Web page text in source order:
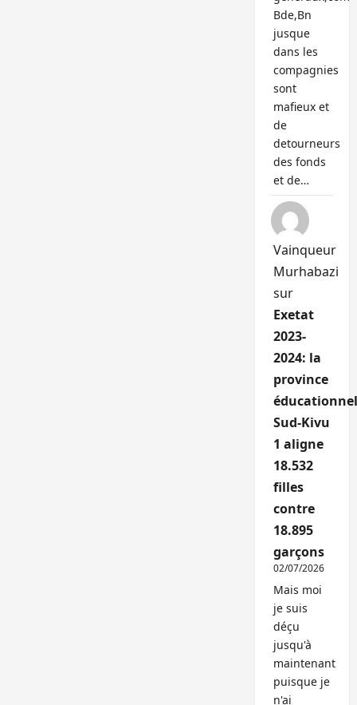
Bde,Bn
jusque
dans les
compagnies
sont
mafieux et
de
detourneurs
des fonds
et de…
Vainqueur
Murhabazi
sur
Exetat
2023-
2024: la
province
Sud-Kivu
1 aligne
18.532
filles
contre
18.895
garçons
02/07/2026
Mais moi
je suis
déçu
jusqu'à
maintenant
puisque je
n'ai